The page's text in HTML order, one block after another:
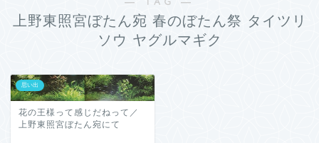
上野東照宮ぼたん宛 春のぼたん祭 タイツリ
ソウ ヤグルマギク
思い出
花の王様って感じだねって／
上野東照宮ぼたん宛にて